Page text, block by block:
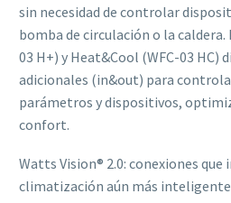
sin necesidad de controlar
bomba de circulación o la caldera.
03 H+) y Heat&Cool (WFC-03 HC)
adicionales (in&out) para
parámetros y dispositivos,
confort.
Watts Vision® 2.0: conexiones
climatización aún más inteligente